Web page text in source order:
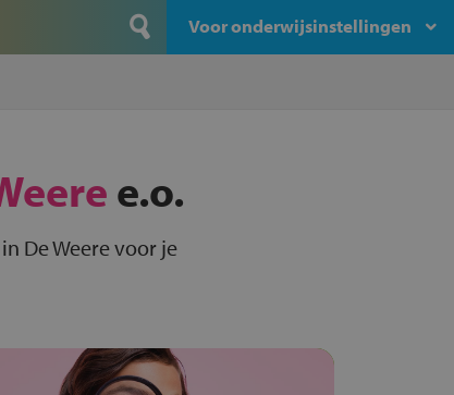
Voor onderwijsinstellingen
e.o.
De Weere voor je